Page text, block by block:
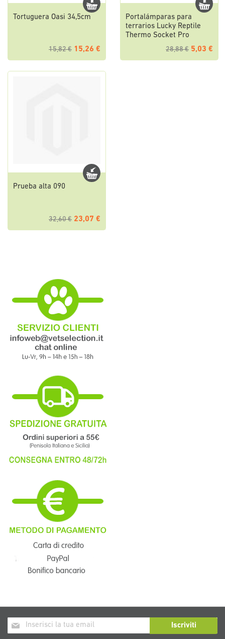
Tortuguera Oasi 34,5cm
15,82 € 15,26 €
Portalámparas para
terrarios Lucky Reptile
Thermo Socket Pro
28,88 € 5,03 €
Prueba alta 090
32,60 € 23,07 €
Iscriviti
alla
Iscriviti